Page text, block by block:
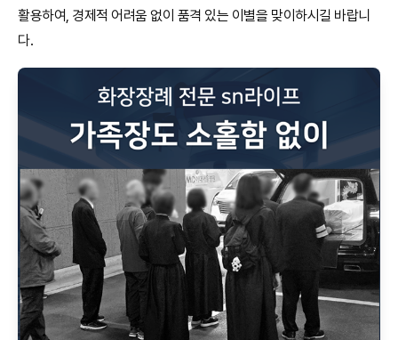
활용하여, 경제적 어려움 없이 품격 있는 이별을 맞이하시길 바랍니
다.